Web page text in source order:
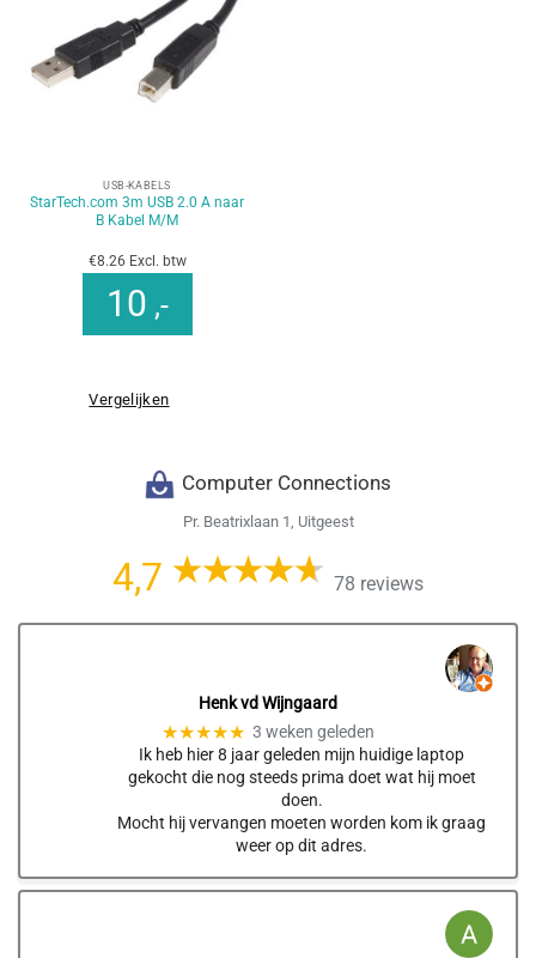
USB-KABELS
StarTech.com 3m USB 2.0 A naar
B Kabel M/M
€8.26 Excl. btw
10 ,-
Vergelijken
Computer Connections
Pr. Beatrixlaan 1, Uitgeest
4,7 78 reviews
Henk vd Wijngaard
★★★★★ 3 weken geleden
Ik heb hier 8 jaar geleden mijn huidige laptop
gekocht die nog steeds prima doet wat hij moet
doen.
Mocht hij vervangen moeten worden kom ik graag
weer op dit adres.